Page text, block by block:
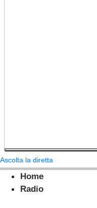
Ascolta la diretta
Home
Radio